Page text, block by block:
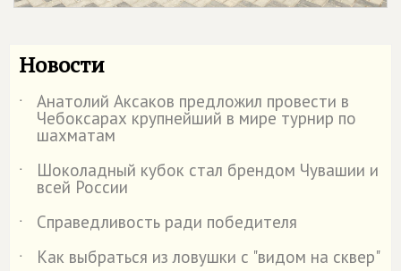
Новости
˙ Анатолий Аксаков предложил провести в
Чебоксарах крупнейший в мире турнир по
шахматам
˙
Шоколадный кубок стал брендом Чувашии и
всей России
˙
Справедливость ради победителя
˙
Как выбраться из ловушки с "видом на сквер"